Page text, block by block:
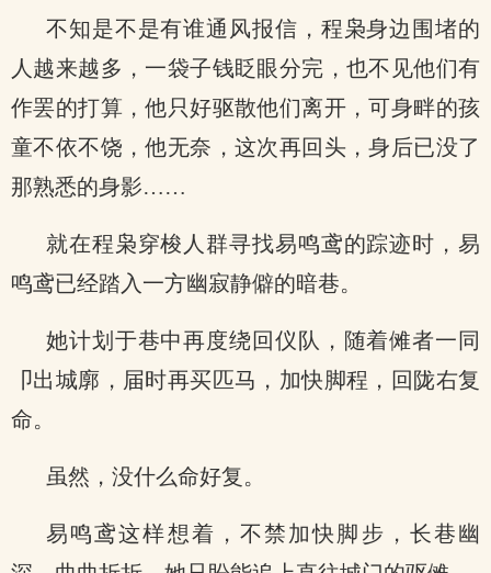
不知是不是有谁通风报信，程枭身边围堵的
人越来越多，一袋子钱眨眼分完，也不见他们有
作罢的打算，他只好驱散他们离开，可身畔的孩
童不依不饶，他无奈，这次再回头，身后已没了
那熟悉的身影……
就在程枭穿梭人群寻找易鸣鸢的踪迹时，易
鸣鸢已经踏入一方幽寂静僻的暗巷。
她计划于巷中再度绕回仪队，随着傩者一同
卩出城廓，届时再买匹马，加快脚程，回陇右复
命。
虽然，没什么命好复。
易鸣鸢这样想着，不禁加快脚步，长巷幽